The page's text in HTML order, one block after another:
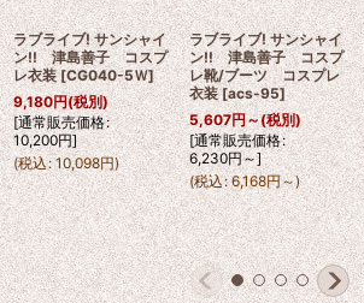
ラブライブ! サンシャイ
ン!! 津島善子 コスプ
レ衣装 [CG040-5Ｗ]
9,180円(税別)
[通常販売価格:
10,200円]
(税込: 10,098円)
ラブライブ! サンシャイ
ン!! 津島善子 コスプ
レ靴/ブーツ コスプレ
衣装 [acs-95]
5,607円～(税別)
[通常販売価格:
6,230円～]
(税込: 6,168円～)